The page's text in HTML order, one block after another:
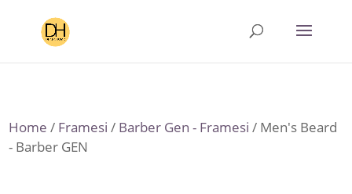
Home / Framesi / Barber Gen - Framesi / Men's Beard
- Barber GEN